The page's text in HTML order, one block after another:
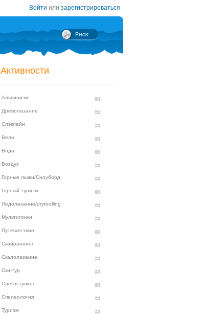
Войти или зарегистрироваться
Активности
Альпинизм
Древолазание
Слэклайн
Вело
Вода
Воздух
Горные лыжи/Сноуборд
Горный туризм
Ледолазание/drytoolling
Мультигонки
Путешествия
Скайраннинг
Скалолазание
Ски-тур
Снегоступинг
Спелеология
Туризм